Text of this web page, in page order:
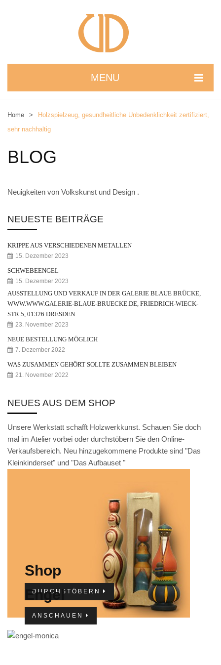
MENU
Weihnachtskrippe
Weihnachtsengel
Lichtfigur
Geschenkverpackung
Kasse
Kundeninformationen
KONTAKT
IMPRESSUM
Home >
Holzspielzeug, gesundheitliche Unbedenklichkeit zertifiziert,
sehr nachhaltig
BLOG
Neuigkeiten von Volkskunst und Design .
NEUESTE BEITRÄGE
KRIPPE AUS VERSCHIEDENEN METALLEN
15. Dezember 2023
SCHWEBEENGEL
15. Dezember 2023
AUSSTELLUNG UND VERKAUF IN DER GALERIE BLAUE BRÜCKE,
WWW.WWW.GALERIE-BLAUE-BRUECKE.DE, FRIEDRICH-WIECK-
STR.5, 01326 DRESDEN
23. November 2023
NEUE BESTELLUNG MÖGLICH
7. Dezember 2022
WAS ZUSAMMEN GEHÖRT SOLLTE ZUSAMMEN BLEIBEN
21. November 2022
NEUES AUS DEM SHOP
Unsere Werkstatt schafft Holzwerkkunst. Schauen Sie doch
mal im Atelier vorbei oder durchstöbern Sie den Online-
Verkaufsbereich. Neu hinzugekommene Produkte sind "Das
Kleinkinderset" und "Das Aufbauset "
Shop
DURCHSTÖBERN
Engel
ANSCHAUEN